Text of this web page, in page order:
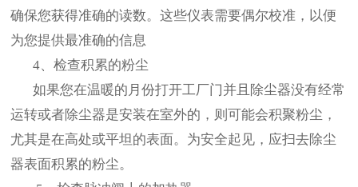
确保您获得准确的读数。这些仪表需要偶尔校准，以便
为您提供最准确的信息
4、检查积累的粉尘
如果您在温暖的月份打开工厂门并且除尘器没有经常
运转或者除尘器是安装在室外的，则可能会积聚粉尘，
尤其是在高处或平坦的表面。为安全起见，应扫去除尘
器表面积累的粉尘。